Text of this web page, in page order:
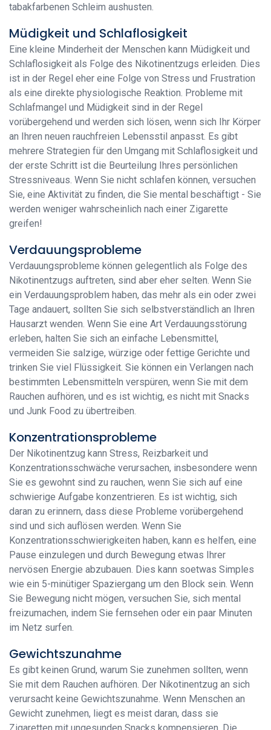
tabakfarbenen Schleim aushusten.
Müdigkeit und Schlaflosigkeit
Eine kleine Minderheit der Menschen kann Müdigkeit und
Schlaflosigkeit als Folge des Nikotinentzugs erleiden. Dies
ist in der Regel eher eine Folge von Stress und Frustration
als eine direkte physiologische Reaktion. Probleme mit
Schlafmangel und Müdigkeit sind in der Regel
vorübergehend und werden sich lösen, wenn sich Ihr Körper
an Ihren neuen rauchfreien Lebensstil anpasst. Es gibt
mehrere Strategien für den Umgang mit Schlaflosigkeit und
der erste Schritt ist die Beurteilung Ihres persönlichen
Stressniveaus. Wenn Sie nicht schlafen können, versuchen
Sie, eine Aktivität zu finden, die Sie mental beschäftigt - Sie
werden weniger wahrscheinlich nach einer Zigarette
greifen!
Verdauungsprobleme
Verdauungsprobleme können gelegentlich als Folge des
Nikotinentzugs auftreten, sind aber eher selten. Wenn Sie
ein Verdauungsproblem haben, das mehr als ein oder zwei
Tage andauert, sollten Sie sich selbstverständlich an Ihren
Hausarzt wenden. Wenn Sie eine Art Verdauungsstörung
erleben, halten Sie sich an einfache Lebensmittel,
vermeiden Sie salzige, würzige oder fettige Gerichte und
trinken Sie viel Flüssigkeit. Sie können ein Verlangen nach
bestimmten Lebensmitteln verspüren, wenn Sie mit dem
Rauchen aufhören, und es ist wichtig, es nicht mit Snacks
und Junk Food zu übertreiben.
Konzentrationsprobleme
Der Nikotinentzug kann Stress, Reizbarkeit und
Konzentrationsschwäche verursachen, insbesondere wenn
Sie es gewohnt sind zu rauchen, wenn Sie sich auf eine
schwierige Aufgabe konzentrieren. Es ist wichtig, sich
daran zu erinnern, dass diese Probleme vorübergehend
sind und sich auflösen werden. Wenn Sie
Konzentrationsschwierigkeiten haben, kann es helfen, eine
Pause einzulegen und durch Bewegung etwas Ihrer
nervösen Energie abzubauen. Dies kann soetwas Simples
wie ein 5-minütiger Spaziergang um den Block sein. Wenn
Sie Bewegung nicht mögen, versuchen Sie, sich mental
freizumachen, indem Sie fernsehen oder ein paar Minuten
im Netz surfen.
Gewichtszunahme
Es gibt keinen Grund, warum Sie zunehmen sollten, wenn
Sie mit dem Rauchen aufhören. Der Nikotinentzug an sich
verursacht keine Gewichtszunahme. Wenn Menschen an
Gewicht zunehmen, liegt es meist daran, dass sie